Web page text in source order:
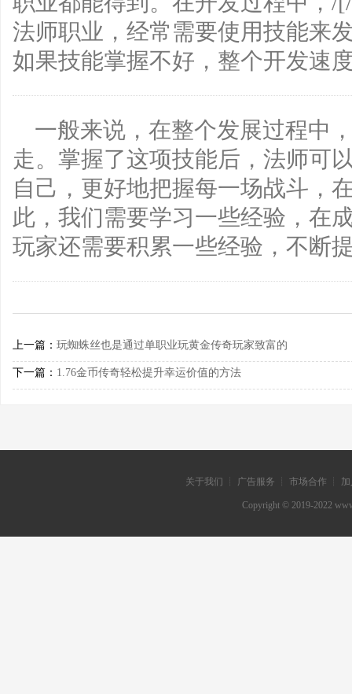
法师职业，经常需要使用技能来
如果技能掌握不好，整个开发速
一般来说，在整个发展过程中
走。掌握了这项技能后，法师可
自己，更好地把握每一场战斗，
此，我们需要学习一些经验，在
玩家还需要积累一些经验，不断
上一篇： 玩蜘蛛丝也是通过单职业玩黄金传奇玩家致富的
下一篇： 1.76金币传奇轻松提升幸运价值的方法
关于我们 ┊ 广告服务 ┊ 市场合作 ┊
Copyright © 2019-2022